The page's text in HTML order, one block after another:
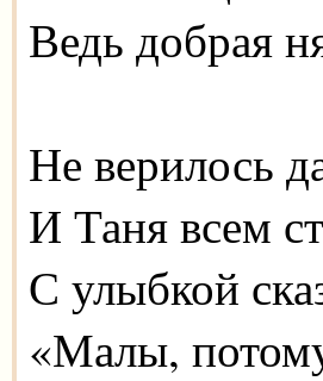
Ведь добрая
Не верилось
И Таня всем
С улыбкой
«Малы,